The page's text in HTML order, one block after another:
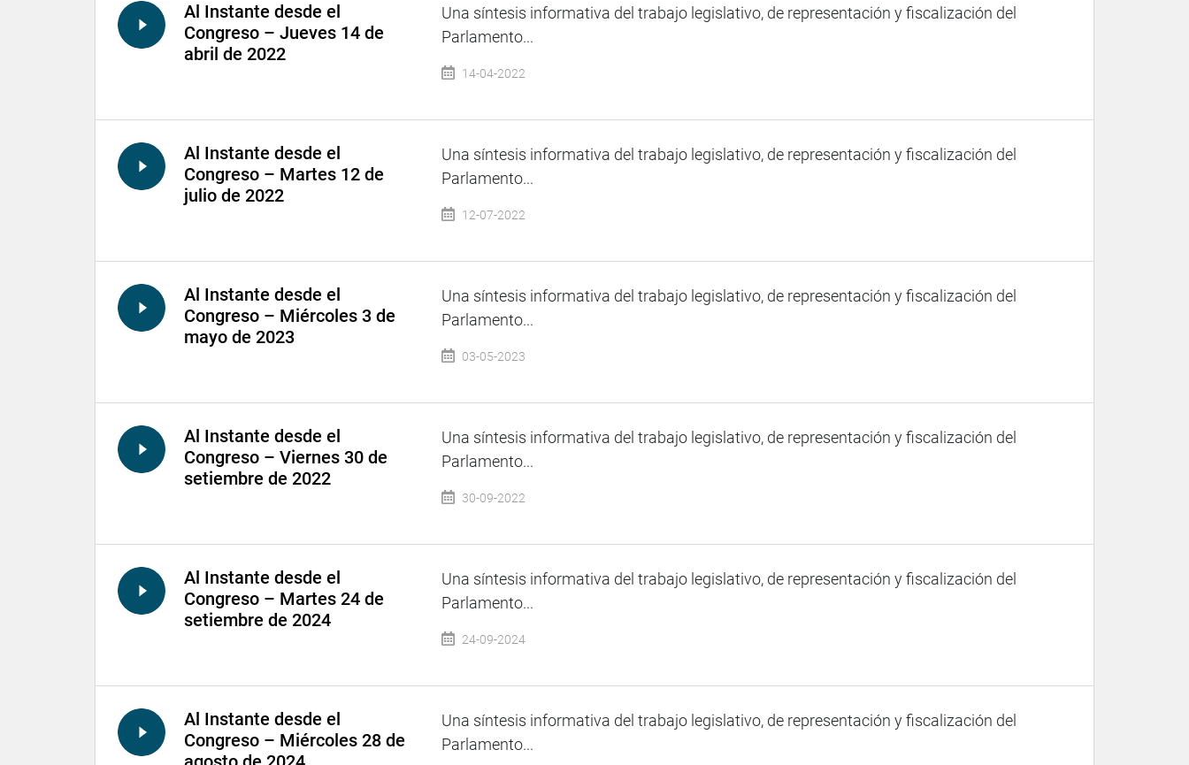
Al Instante desde el
Congreso – Jueves 14 de
abril de 2022
Una síntesis informativa del trabajo legislativo, de representación y fiscalización del
Parlamento...
14-04-2022
Al Instante desde el
Congreso – Martes 12 de
julio de 2022
Una síntesis informativa del trabajo legislativo, de representación y fiscalización del
Parlamento...
12-07-2022
Al Instante desde el
Congreso – Miércoles 3 de
mayo de 2023
Una síntesis informativa del trabajo legislativo, de representación y fiscalización del
Parlamento...
03-05-2023
Al Instante desde el
Congreso – Viernes 30 de
setiembre de 2022
Una síntesis informativa del trabajo legislativo, de representación y fiscalización del
Parlamento...
30-09-2022
Al Instante desde el
Congreso – Martes 24 de
setiembre de 2024
Una síntesis informativa del trabajo legislativo, de representación y fiscalización del
Parlamento...
24-09-2024
Al Instante desde el
Congreso – Miércoles 28 de
Una síntesis informativa del trabajo legislativo, de representación y fiscalización del
Parlamento...